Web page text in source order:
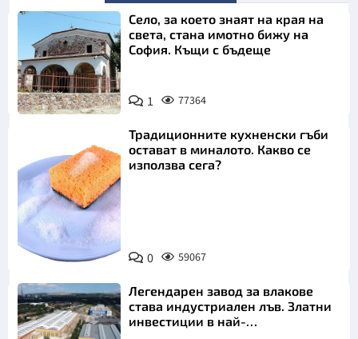
Село, за което знаят на края на
света, стана имотно бижу на
София. Къщи с бъдеще
1 77364
Снимка:
Пиксабей
Традиционните кухненски гъби
остават в миналото. Какво се
използва сега?
0 59067
Легендарен завод за влакове
става индустриален лъв. Златни
инвестиции в най-